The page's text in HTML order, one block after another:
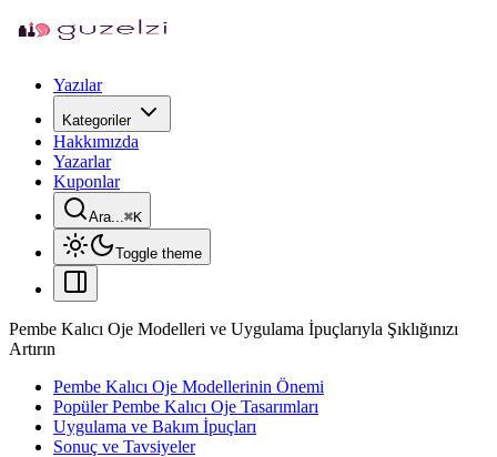
Yazılar
Kategoriler
Hakkımızda
Yazarlar
Kuponlar
Ara...⌘K
Toggle theme
Pembe Kalıcı Oje Modelleri ve Uygulama İpuçlarıyla Şıklığınızı
Artırın
Pembe Kalıcı Oje Modellerinin Önemi
Popüler Pembe Kalıcı Oje Tasarımları
Uygulama ve Bakım İpuçları
Sonuç ve Tavsiyeler